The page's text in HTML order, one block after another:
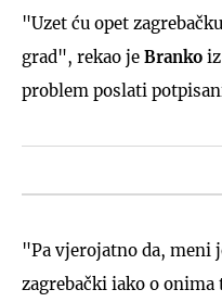
"Uzet ću opet
grad", rekao je Branko
problem poslati
"Pa vjerojatno da, meni
zagrebački iako o